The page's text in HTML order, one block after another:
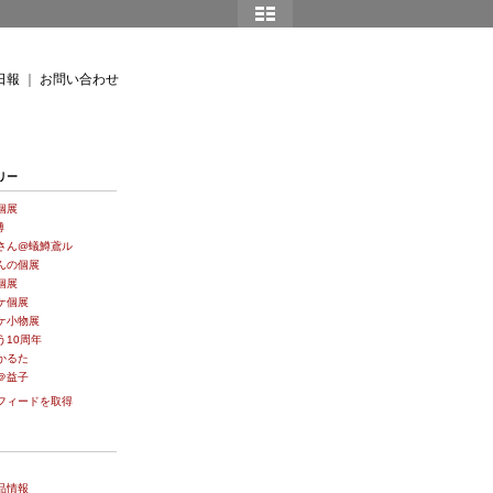
報 お問い合わせ
ー
展
ん@蟻鱒鳶ル
の個展
展
個展
小物展
10周年
るた
益子
ィードを取得
情報